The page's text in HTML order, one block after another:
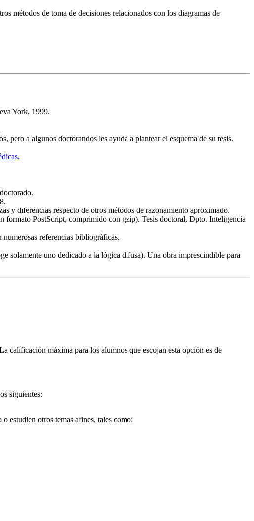
métodos de toma de decisiones relacionados con los diagramas de
York, 1999.
pero a algunos doctorandos les ayuda a plantear el esquema de su tesis.
.
y diferencias respecto de otros métodos de razonamiento aproximado.
formato PostScript, comprimido con gzip). Tesis doctoral, Dpto. Inteligencia
referencias bibliográficas.
solamente uno dedicado a la lógica difusa). Una obra imprescindible para
La calificación máxima para los alumnos que escojan esta opción es de
siguientes:
estudien otros temas afines, tales como: